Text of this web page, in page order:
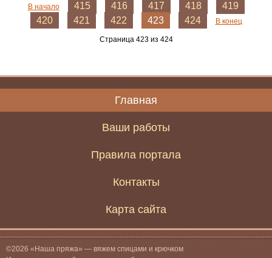
В начало 415 416 417 418
419
420
421 422 423 424 В конец
Страница 423 из 424
Главная
Ваши работы
Правила портала
Контакты
Карта сайта
©2026 «Наша пряжа» — вяжем спицами и крючком